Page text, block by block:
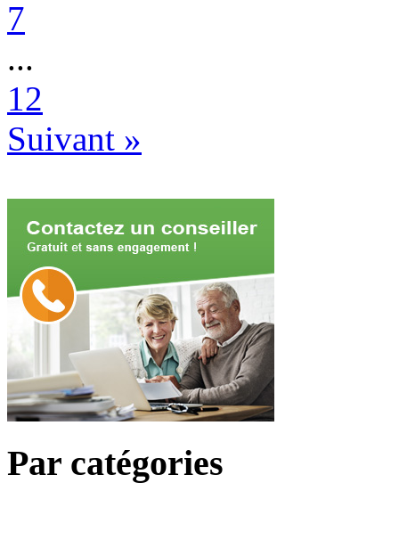
7
...
12
Suivant »
Par catégories